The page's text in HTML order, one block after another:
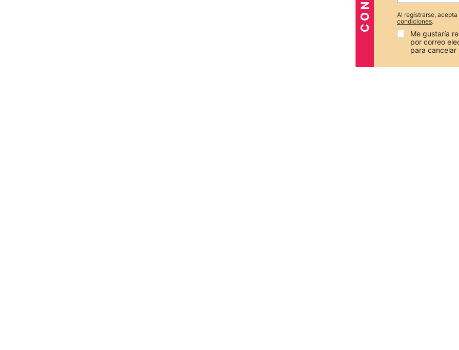
Al registrarse,
condiciones.
Me gustaría
por correo
para cancelar